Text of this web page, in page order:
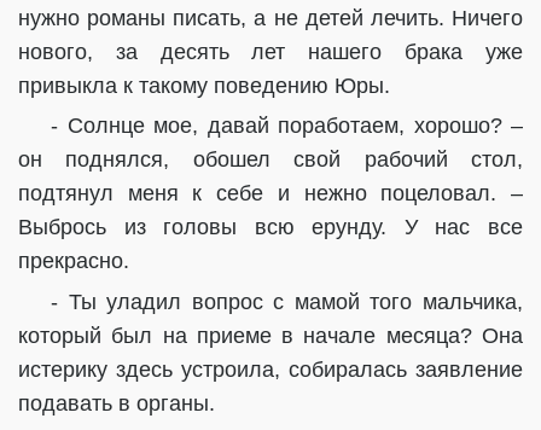
нужно романы писать, а не детей лечить. Ничего
нового, за десять лет нашего брака уже
привыкла к такому поведению Юры.
- Солнце мое, давай поработаем, хорошо? –
он поднялся, обошел свой рабочий стол,
подтянул меня к себе и нежно поцеловал. –
Выбрось из головы всю ерунду. У нас все
прекрасно.
- Ты уладил вопрос с мамой того мальчика,
который был на приеме в начале месяца? Она
истерику здесь устроила, собиралась заявление
подавать в органы.